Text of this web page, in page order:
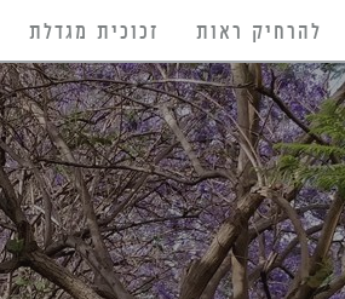
להרחיק ראות זכוכית מגדלת